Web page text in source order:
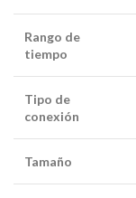
Rango de
tiempo
Tipo de
conexión
Tamaño